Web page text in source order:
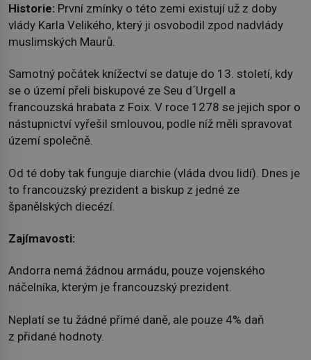
Historie: První zmínky o této zemi existují už z doby
vlády Karla Velikého, který ji osvobodil zpod nadvlády
muslimských Maurů.
Samotný počátek knížectví se datuje do 13. století, kdy
se o území přeli biskupové ze Seu d´Urgell a
francouzská hrabata z Foix. V roce 1278 se jejich spor o
nástupnictví vyřešil smlouvou, podle níž měli spravovat
území společně.
Od té doby tak funguje diarchie (vláda dvou lidí). Dnes je
to francouzský prezident a biskup z jedné ze
španělských diecézí.
Zajímavosti:
Andorra nemá žádnou armádu, pouze vojenského
náčelníka, kterým je francouzský prezident.
Neplatí se tu žádné přímé daně, ale pouze 4% daň
z přidané hodnoty.